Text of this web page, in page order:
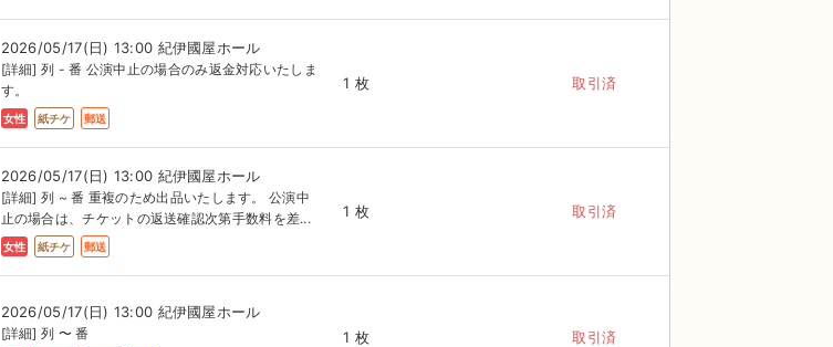
2026/05/17(日) 13:00 紀伊國屋ホール
[詳細] 列 - 番 公演中止の場合のみ返金対応いたしま
す。
女性 紙チケ 郵送
1 枚 取引済
2026/05/17(日) 13:00 紀伊國屋ホール
[詳細] 列 ~ 番 重複のため出品いたします。 公演中
止の場合は、チケットの返送確認次第手数料を差...
女性 紙チケ 郵送
1 枚 取引済
2026/05/17(日) 13:00 紀伊國屋ホール
[詳細] 列 〜 番 1 枚 取引済